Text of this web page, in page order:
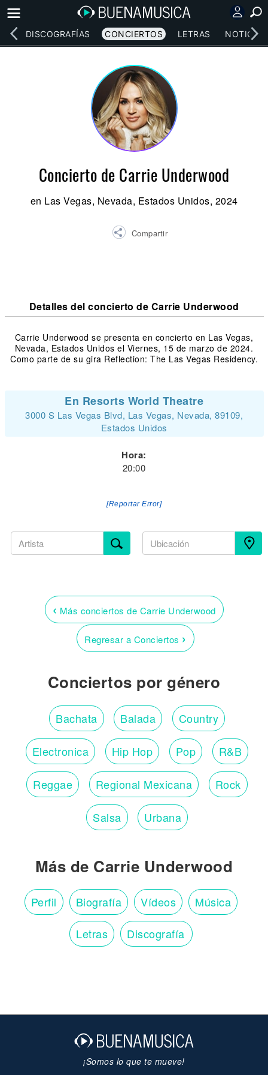
DISCOGRAFÍAS CONCIERTOS LETRAS NOTICIAS
Concierto de Carrie Underwood
en Las Vegas, Nevada, Estados Unidos, 2024
Compartir
Detalles del concierto de Carrie Underwood
Carrie Underwood se presenta en concierto en Las Vegas,
Nevada, Estados Unidos el Viernes, 15 de marzo de 2024.
Como parte de su gira Reflection: The Las Vegas Residency.
En Resorts World Theatre
3000 S Las Vegas Blvd, Las Vegas, Nevada, 89109,
Estados Unidos
Hora:
20:00
[Reportar Error]
‹ Más conciertos de Carrie Underwood
Regresar a Conciertos ›
Conciertos por género
Bachata Balada Country
Electronica Hip Hop Pop R&B
Reggae Regional Mexicana Rock
Salsa Urbana
Más de Carrie Underwood
Perfil Biografía Vídeos Música
Letras Discografía
¡Somos lo que te mueve!